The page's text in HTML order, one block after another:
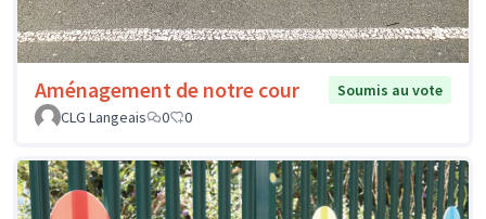
Aménagement de notre cour
Soumis au vote
CLG Langeais
0 0